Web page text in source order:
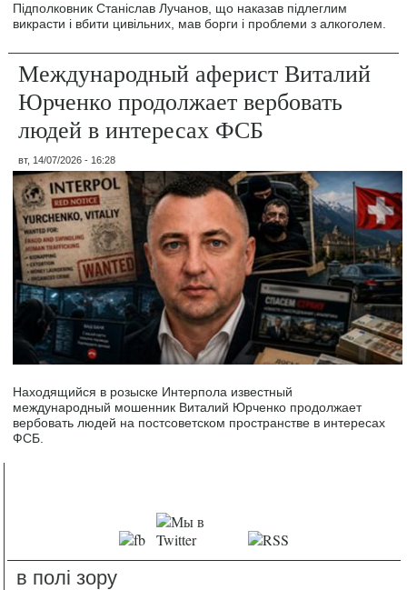
Підполковник Станіслав Лучанов, що наказав підлеглим
викрасти і вбити цивільних, мав борги і проблеми з алкоголем.
Международный аферист Виталий
Юрченко продолжает вербовать
людей в интересах ФСБ
вт, 14/07/2026 - 16:28
Находящийся в розыске Интерпола известный
международный мошенник Виталий Юрченко продолжает
вербовать людей на постсоветском пространстве в интересах
ФСБ.
в полі зору